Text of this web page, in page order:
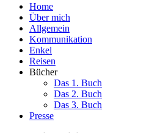
Home
Über mich
Allgemein
Kommunikation
Enkel
Reisen
Bücher
Das 1. Buch
Das 2. Buch
Das 3. Buch
Presse